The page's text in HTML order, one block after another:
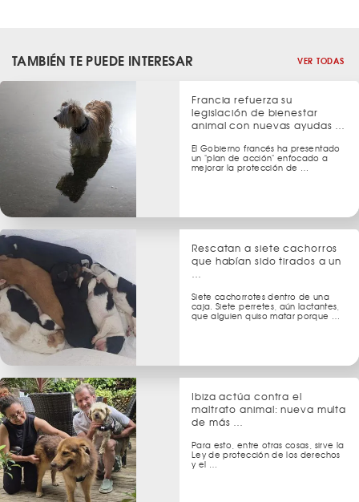
TAMBIÉN TE PUEDE INTERESAR VER TODAS
Francia refuerza su
legislación de bienestar
animal con nuevas ayudas …
El Gobierno francés ha presentado
un "plan de acción" enfocado a
mejorar la protección de …
Rescatan a siete cachorros
que habían sido tirados a un
…
Siete cachorrotes dentro de una
caja. Siete perretes, aún lactantes,
que alguien quiso matar porque …
Ibiza actúa contra el
maltrato animal: nueva multa
de más …
Para esto, entre otras cosas, sirve la
Ley de protección de los derechos
y el …